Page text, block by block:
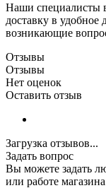
Наши специалисты
доставку в удобное
возникающие
Отзывы
Отзывы
Нет оценок
Оставить отзыв
Загрузка отзывов...
Задать вопрос
Вы можете задать
или работе